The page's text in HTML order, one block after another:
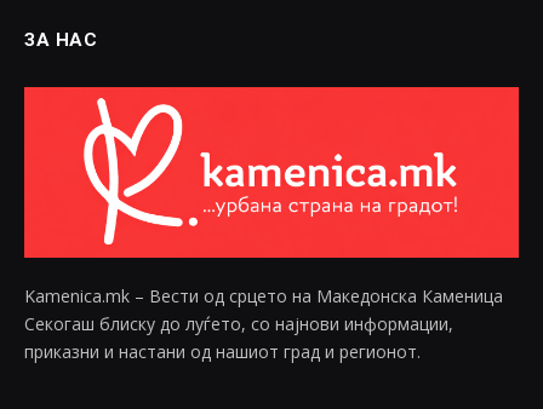
ЗА НАС
Kamenica.mk – Вести од срцето на Македонска Каменица
Секогаш блиску до луѓето, со најнови информации,
приказни и настани од нашиот град и регионот.